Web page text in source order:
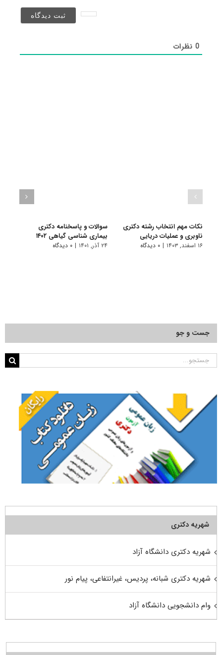
0نظرات
نکات مهم انتخاب رشته دکتری
ناوبری و عملیات دریایی
۱۶ اسفند, ۱۴۰۳ | ۰ دیدگاه
سوالات و پاسخنامه دکتری
بیماری شناسی گیاهی ۱۴۰۲
۲۴ آذر, ۱۴۰۱ | ۰ دیدگاه
جست و جو
جستجو
شهریه دکتری
شهریه دکتری دانشگاه آزاد
شهریه دکتری شبانه، پردیس، غیرانتفاعی، پیام نور
وام دانشجویی دانشگاه آزاد